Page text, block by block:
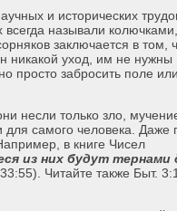
и исторических
называли колючками,
заключается в том,
никакой уход, им не нужны
просто забросить поле или
несли только зло,
для самого человека. Даже
в книге Чисел
из них будут тернами
Читайте также Быт.